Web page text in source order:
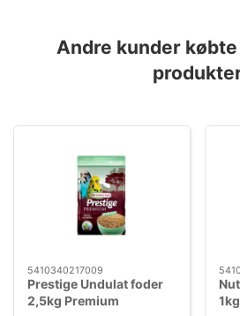
Andre kunder
5410340217009
Prestige Undulat foder
2,5kg Premium
1kg